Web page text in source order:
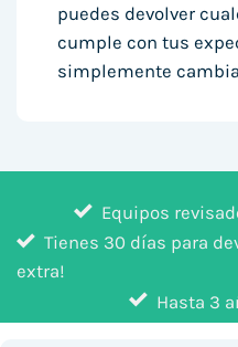
puedes devolver
cumple con tus
simplemente
Equipos
Tienes 30 días para
extra!
Hasta 3